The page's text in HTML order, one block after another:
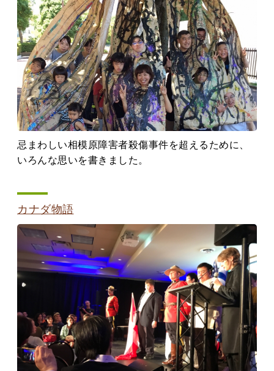
忌まわしい相模原障害者殺傷事件を超えるために、
いろんな思いを書きました。
カナダ物語